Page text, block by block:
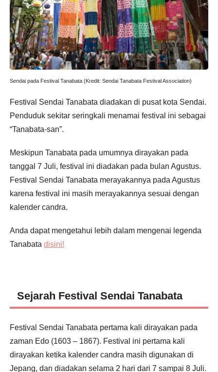
Sendai pada Festival Tanabata (Kredit: Sendai Tanabata Festival Association)
Festival Sendai Tanabata diadakan di pusat kota Sendai.
Penduduk sekitar seringkali menamai festival ini sebagai
“Tanabata-san”.
Meskipun Tanabata pada umumnya dirayakan pada
tanggal 7 Juli, festival ini diadakan pada bulan Agustus.
Festival Sendai Tanabata merayakannya pada Agustus
karena festival ini masih merayakannya sesuai dengan
kalender candra.
Anda dapat mengetahui lebih dalam mengenai legenda
Tanabata disini!
Sejarah Festival Sendai Tanabata
Festival Sendai Tanabata pertama kali dirayakan pada
zaman Edo (1603 – 1867). Festival ini pertama kali
dirayakan ketika kalender candra masih digunakan di
Jepang, dan diadakan selama 2 hari dari 7 sampai 8 Juli.